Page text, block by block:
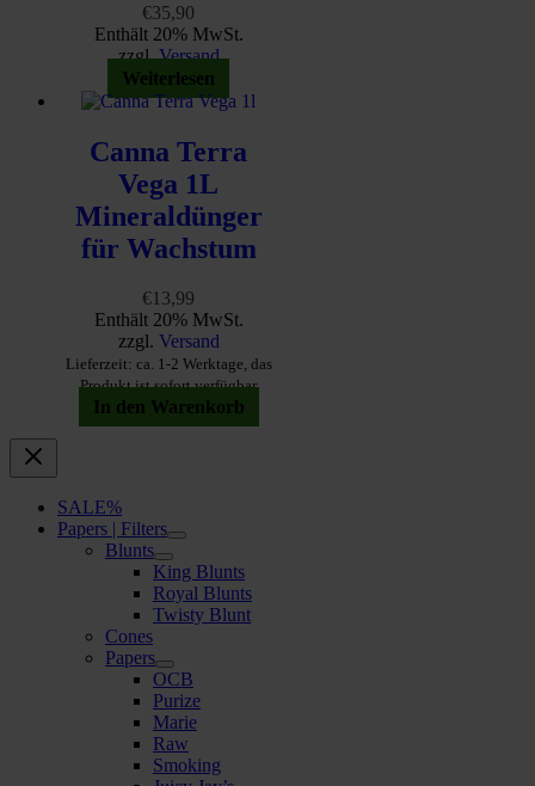
€35,90
Enthält 20% MwSt.
zzgl.Versand
Weiterlesen
Canna Terra
Vega 1L
Mineraldünger
für Wachstum
€13,99
Enthält 20% MwSt.
zzgl. Versand
Lieferzeit: ca. 1-2 Werktage, das
Produkt ist sofort verfügbar
In den Warenkorb
SALE%
Papers | Filters
Blunts
King Blunts
Royal Blunts
Twisty Blunt
Cones
Papers
OCB
Purize
Marie
Raw
Smoking